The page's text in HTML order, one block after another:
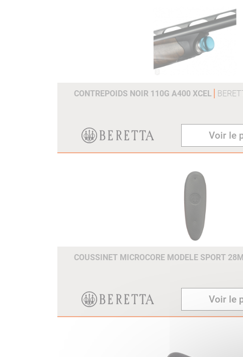
CONTREPOIDS NOIR 110G A400 XCEL
Voir le
COUSSINET MICROCORE MODELE SPORT
Voir le